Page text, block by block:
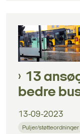
13
bedre
13-09-2023
Puljer/støtteordninger